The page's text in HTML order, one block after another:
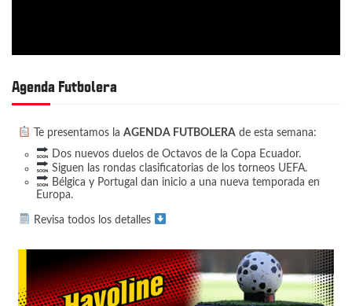
Agenda Futbolera
Te presentamos la AGENDA FUTBOLERAde esta semana:
Dos nuevos duelos de Octavos de la Copa Ecuador.
Siguen las rondas clasificatorias de los torneos UEFA.
Bélgica y Portugal dan inicio a una nueva temporada en
Europa.
Revisa todos los detalles